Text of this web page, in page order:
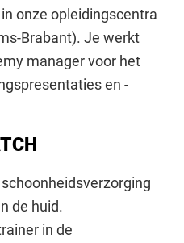
onze opleidingscentra
Brabant). Je werkt
manager voor het
en -
de huid.
in de